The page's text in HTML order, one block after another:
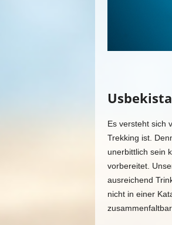
Es versteht sich
Trekking ist.
unerbittlich sein
vorbereitet.
ausreichend
nicht in einer